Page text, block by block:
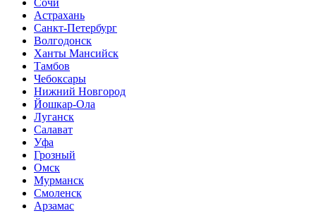
Сочи
Астрахань
Санкт-Петербург
Волгодонск
Ханты Мансийск
Тамбов
Чебоксары
Нижний Новгород
Йошкар-Ола
Луганск
Салават
Уфа
Грозный
Омск
Мурманск
Смоленск
Арзамас